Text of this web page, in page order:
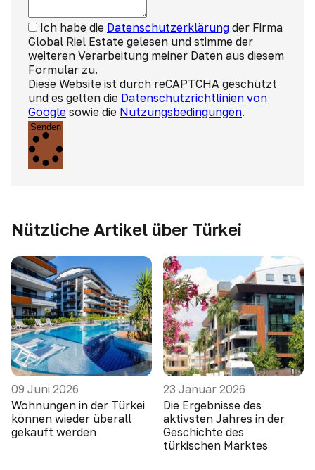
Ich habe die Datenschutzerklärung der Firma
Global Riel Estate gelesen und stimme der
weiteren Verarbeitung meiner Daten aus diesem
Formular zu.
Diese Website ist durch reCAPTCHA geschützt
und es gelten die Datenschutzrichtlinien von
Google sowie die Nutzungsbedingungen.
Senden
Nützliche Artikel über Türkei
09 Juni 2026
Wohnungen in der Türkei
können wieder überall
gekauft werden
23 Januar 2026
Die Ergebnisse des
aktivsten Jahres in der
Geschichte des
türkischen Marktes